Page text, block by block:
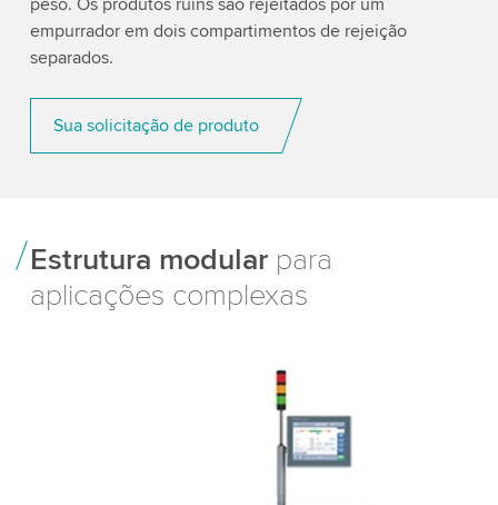
peso. Os produtos ruins são rejeitados por um
empurrador em dois compartimentos de rejeição
separados.
Sua solicitação de produto
Estrutura modularpara
aplicações complexas